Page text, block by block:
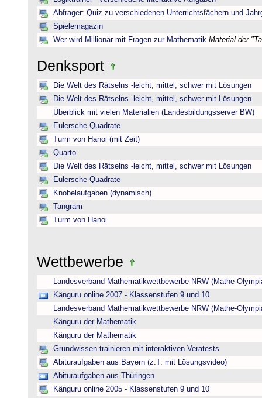
Abfrager: Quiz zu verschiedenen Unterrichtsfächern und
Spielemagazin
Wer wird Millionär mit Fragen zur Mathematik Material der
Denksport
Die Welt des Rätselns -leicht, mittel, schwer mit Lösungen
Die Welt des Rätselns -leicht, mittel, schwer mit Lösungen
Überblick mit vielen Materialien (Landesbildungsserver BW)
Eulersche Quadrate
Turm von Hanoi (mit Zeit)
Quarto
Die Welt des Rätselns -leicht, mittel, schwer mit Lösungen
Eulersche Quadrate
Knobelaufgaben (dynamisch)
Tangram
Turm von Hanoi
Wettbewerbe
Landesverband Mathematikwettbewerbe NRW (Mathe-
Känguru online 2007 - Klassenstufen 9 und 10
Landesverband Mathematikwettbewerbe NRW (Mathe-
Känguru der Mathematik
Känguru der Mathematik
Grundwissen trainieren mit interaktiven Veratests
Abituraufgaben aus Bayern (z.T. mit Lösungsvideo)
Abituraufgaben aus Thüringen
Känguru online 2005 - Klassenstufen 9 und 10